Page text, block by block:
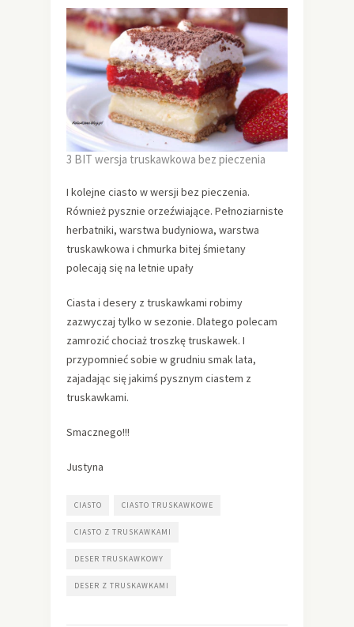
3 BIT wersja truskawkowa bez pieczenia
I kolejne ciasto w wersji bez pieczenia.
Również pysznie orzeźwiające. Pełnoziarniste
herbatniki, warstwa budyniowa, warstwa
truskawkowa i chmurka bitej śmietany
polecają się na letnie upały
Ciasta i desery z truskawkami robimy
zazwyczaj tylko w sezonie. Dlatego polecam
zamrozić chociaż troszkę truskawek. I
przypomnieć sobie w grudniu smak lata,
zajadając się jakimś pysznym ciastem z
truskawkami.
Smacznego!!!
Justyna
CIASTO CIASTO TRUSKAWKOWE
CIASTO Z TRUSKAWKAMI
DESER TRUSKAWKOWY
DESER Z TRUSKAWKAMI